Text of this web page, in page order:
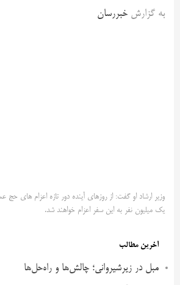
به گزارش خبررسان
وزیر ارشاد او گفت: از روزهای آینده دور تازه اعزام های حج
یک میلیون نفر به این سفر اعزام خواهند شد.
آخرین مطالب
مبل در زیرشیروانی؛ چالش‌ها و راه‌حل‌ها